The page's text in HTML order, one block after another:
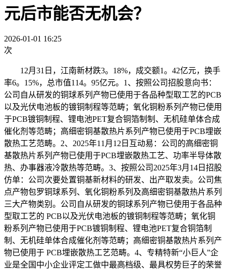
元后市能否无机会？
2026-01-01 16:25
次
12月31日，江南新材跌3。18%，成交额1。42亿元，换手
率6。15%，总市值114。95亿元。1、按照公司招股意向书：
公司自从研发的铜球系列产物已使用于各品种型取工艺的PCB
以及光伏电池板的镀铜制程等范畴；氧化铜粉系列产物已使用
于PCB镀铜制程、锂电池PET复合铜箔制制、无机硅单体合成
催化剂等范畴；高细密铜基散热片系列产物已使用于PCB埋嵌
散热工艺范畴。2、2025年11月12日互动易：公司的高细密铜
基散热片系列产物已使用于PCB埋嵌散热工艺、功率半导体散
热、办事器液冷散热等范畴。3、按照公司2025年3月14日招股
仿单：公司次要处置铜基新材料的研发、出产取发卖。公司焦
点产物包罗铜球系列、氧化铜粉系列及高细密铜基散热片系列
三大产物类别。公司自从研发的铜球系列产物已使用于各品种
型取工艺的 PCB以及光伏电池板的镀铜制程等范畴；氧化铜
粉系列产物已使用于PCB镀铜制程、锂电池PET复合铜箔制
制、无机硅单体合成催化剂等范畴；高细密铜基散热片系列产
物已使用于 PCB埋嵌散热工艺范畴。4、专精特新“小巨人”企
业是全国中小企业评定工做中最高档级、最具权势巨子的荣誉